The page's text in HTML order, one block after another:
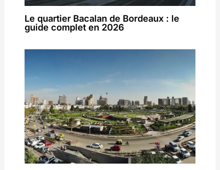
Le quartier Bacalan de Bordeaux : le
guide complet en 2026